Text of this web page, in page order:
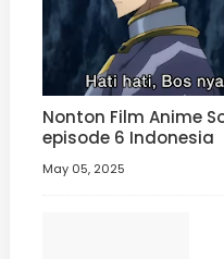
Nonton Film Anime
episode 6 Indonesia
May 05, 2025